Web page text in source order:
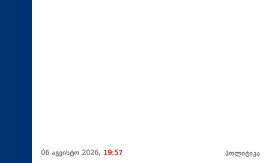
06 აგვისტო 2026, 19:57 პოლიტიკა